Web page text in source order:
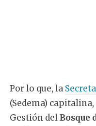
Por lo que, la
(Sedema)
Gestión delBosque